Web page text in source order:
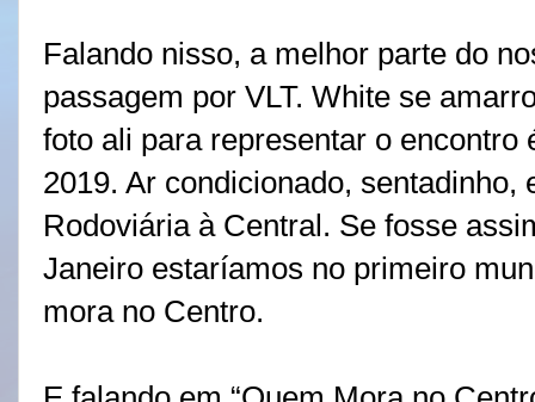
Falando nisso, a melhor parte do
passagem por VLT. White se
foto ali para representar o
2019. Ar condicionado, sentadinho,
Rodoviária à Central. Se fosse
Janeiro estaríamos no primeiro
mora no Centro.